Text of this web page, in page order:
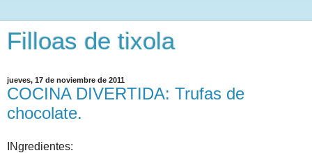
Filloas de tixola
jueves, 17 de noviembre de 2011
COCINA DIVERTIDA: Trufas de
chocolate.
INgredientes: